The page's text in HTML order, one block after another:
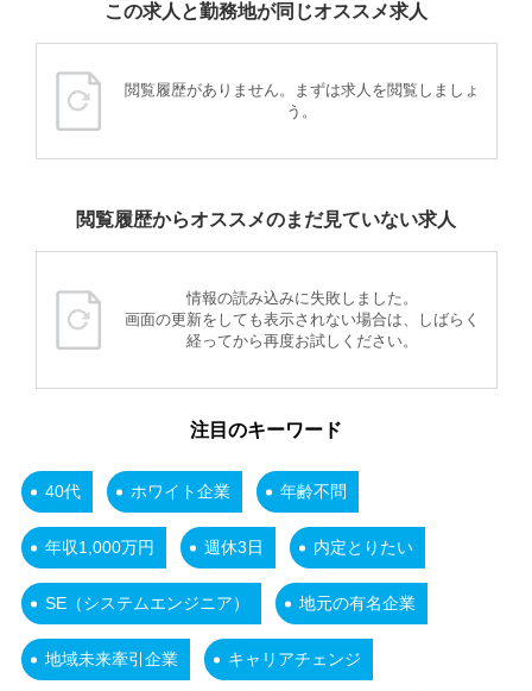
この求人と勤務地が同じオススメ求人
閲覧履歴がありません。まずは求人を閲覧しましょ
う。
閲覧履歴からオススメのまだ見ていない求人
情報の読み込みに失敗しました。
画面の更新をしても表示されない場合は、しばらく
経ってから再度お試しください。
注目のキーワード
40代 ホワイト企業 年齢不問
年収1,000万円 週休3日 内定とりたい
SE（システムエンジニア） 地元の有名企業
地域未来牽引企業 キャリアチェンジ